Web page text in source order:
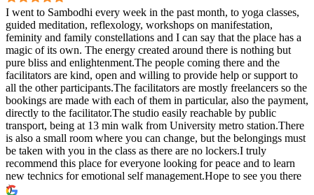
I went to Sambodhi every week in the past month, to yoga classes,
guided meditation, reflexology, workshops on manifestation,
feminity and family constellations and I can say that the place has a
magic of its own. The energy created around there is nothing but
pure bliss and enlightenment.The people coming there and the
facilitators are kind, open and willing to provide help or support to
all the other participants.The facilitators are mostly freelancers so the
bookings are made with each of them in particular, also the payment,
directly to the facilitator.The studio easily reachable by public
transport, being at 13 min walk from University metro station.There
is also a small room where you can change, but the belongings must
be taken with you in the class as there are no lockers.I truly
recommend this place for everyone looking for peace and to learn
new technics for emotional self management.Hope to see you there
:)